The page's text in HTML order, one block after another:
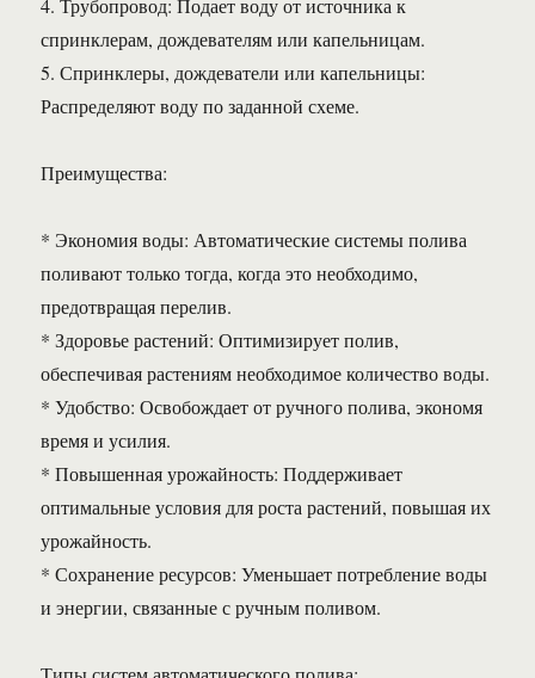
4. Трубопровод: Подает воду от источника к
спринклерам, дождевателям или капельницам.
5. Спринклеры, дождеватели или капельницы:
Распределяют воду по заданной схеме.
Преимущества:
* Экономия воды: Автоматические системы полива
поливают только тогда, когда это необходимо,
предотвращая перелив.
* Здоровье растений: Оптимизирует полив,
обеспечивая растениям необходимое количество воды.
* Удобство: Освобождает от ручного полива, экономя
время и усилия.
* Повышенная урожайность: Поддерживает
оптимальные условия для роста растений, повышая их
урожайность.
* Сохранение ресурсов: Уменьшает потребление воды
и энергии, связанные с ручным поливом.